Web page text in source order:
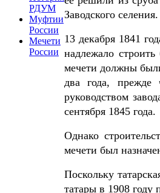
РДУМ
Муфтии
России
Мечети
России
Заводского селения.
13 декабря 1841
надлежало
мечети должны
два года,
руководством
сентября 1845 года.
Однако
мечети был
Поскольку
татары в 1908 году